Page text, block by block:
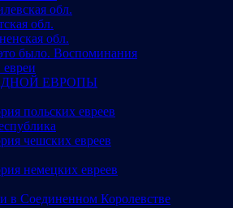
обл.
обл.
обл.
было. Воспоминания
евреи
ЕВРОПЫ
польских евреев
чешских евреев
немецких евреев
в Соединенном Королевстве